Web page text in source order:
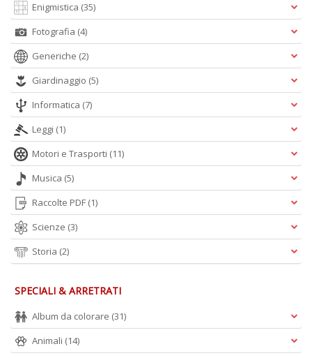
Enigmistica (35)
Fotografia (4)
Generiche (2)
Giardinaggio (5)
Informatica (7)
Leggi (1)
Motori e Trasporti (11)
Musica (5)
Raccolte PDF (1)
Scienze (3)
Storia (2)
SPECIALI & ARRETRATI
Album da colorare (31)
Animali (14)